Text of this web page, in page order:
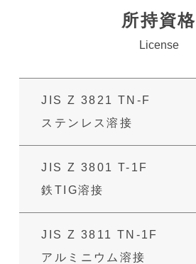
所持資格
License
JIS Z 3821 TN-F
ステンレス溶接
JIS Z 3801 T-1F
鉄TIG溶接
JIS Z 3811 TN-1F
アルミニウム溶接